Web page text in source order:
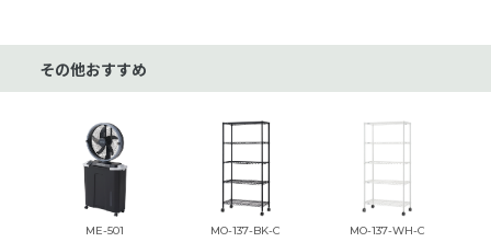
その他おすすめ
ME-501 MO-137-BK-C MO-137-WH-C